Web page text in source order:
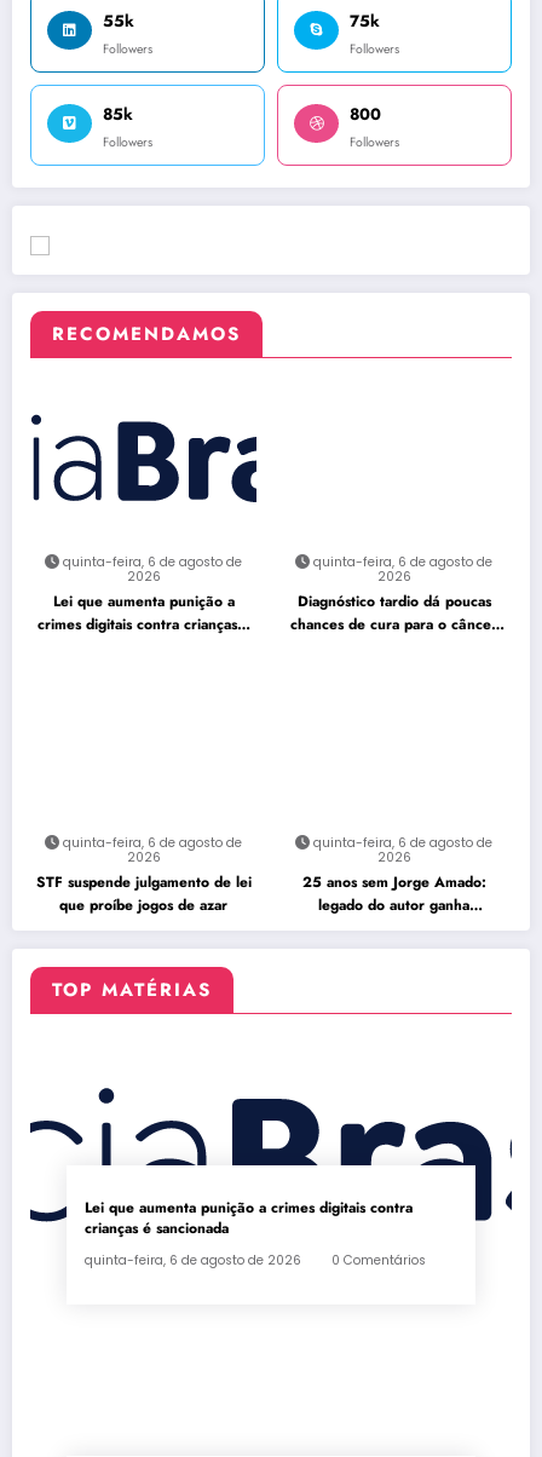
55k
Followers
75k
Followers
85k
Followers
800
Followers
RECOMENDAMOS
quinta-feira, 6 de agosto de
2026
Lei que aumenta punição a
crimes digitais contra crianças é
quinta-feira, 6 de agosto de
2026
Diagnóstico tardio dá poucas
chances de cura para o câncer
quinta-feira, 6 de agosto de
2026
STF suspende julgamento de lei
que proíbe jogos de azar
quinta-feira, 6 de agosto de
2026
25 anos sem Jorge Amado:
legado do autor ganha
celebração na Flipelô
TOP MATÉRIAS
Lei que aumenta punição a crimes digitais contra
crianças é sancionada
quinta-feira, 6 de agosto de 2026 0 Comentários